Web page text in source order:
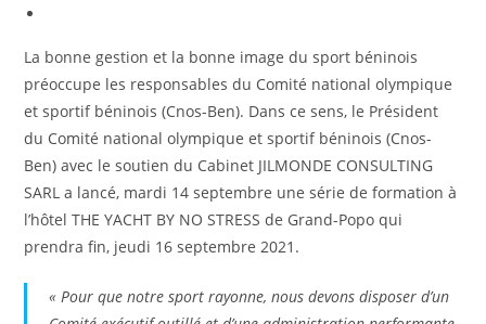
La bonne gestion et la bonne image du sport béninois
préoccupe les responsables du Comité national olympique
et sportif béninois (Cnos-Ben). Dans ce sens, le Président
du Comité national olympique et sportif béninois (Cnos-
Ben) avec le soutien du Cabinet JILMONDE CONSULTING
SARL a lancé, mardi 14 septembre une série de formation à
l’hôtel THE YACHT BY NO STRESS de Grand-Popo qui
prendra fin, jeudi 16 septembre 2021.
« Pour que notre sport rayonne, nous devons disposer d’un